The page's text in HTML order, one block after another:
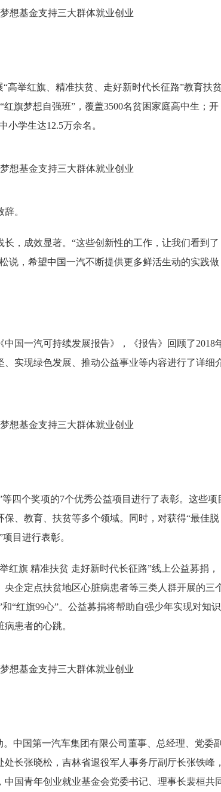
举红旗、精准扶贫、走好新时代长征路”教育扶贫
旗梦想自强班”，覆盖3500名贫困家庭高中生；开
小学生达12.5万余名。
。
成效显著。“这些创新性的工作，让我们看到了
说，希望中国一汽不断提供更多鲜活生动的实践做
一汽可持续发展报告》，《报告》回顾了2018
实现绿色发展、推动公益事业等内容进行了详细
个奖项的7个优秀公益项目进行了表彰。这些项
、教育、扶贫等多个领域。同时，对获得“最佳脱
目进行表彰。
旗 精准扶贫 走好新时代长征路”线上公益募捐，
企定点扶贫地区心脏病患者等三类人群开展的三
“红旗99心”。公益募捐将帮助自强少年实现对知识
患者的心跳。
国第一汽车集团有限公司董事、总经理、党委副
长张晓松，吉林省退役军人事务厅副厅长张铁峰，
国青年创业就业基金会党委书记、理事长裴桓共